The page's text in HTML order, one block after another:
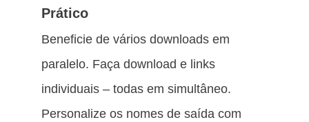
Prático
Beneficie de vários downloads em
paralelo. Faça download e links
individuais – todas em simultâneo.
Personalize os nomes de saída com